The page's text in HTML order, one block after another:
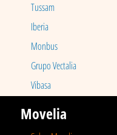
Tussam
Iberia
Monbus
Grupo Vectalia
Vibasa
Movelia